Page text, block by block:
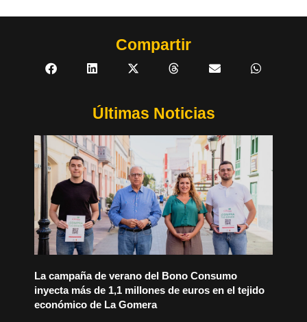
Compartir
Últimas Noticias
La campaña de verano del Bono Consumo
inyecta más de 1,1 millones de euros en el tejido
económico de La Gomera